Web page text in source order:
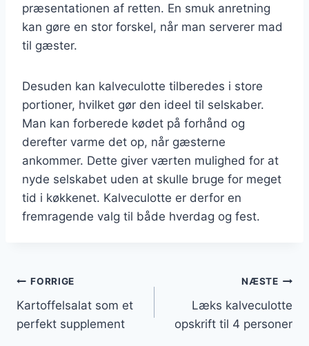
præsentationen af retten. En smuk anretning
kan gøre en stor forskel, når man serverer mad
til gæster.
Desuden kan kalveculotte tilberedes i store
portioner, hvilket gør den ideel til selskaber.
Man kan forberede kødet på forhånd og
derefter varme det op, når gæsterne
ankommer. Dette giver værten mulighed for at
nyde selskabet uden at skulle bruge for meget
tid i køkkenet. Kalveculotte er derfor en
fremragende valg til både hverdag og fest.
Indlægsnavigation
FORRIGE
Kartoffelsalat som et
perfekt supplement
NÆSTE
Læks kalveculotte
opskrift til 4 personer